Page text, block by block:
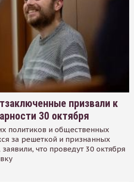
призвали к
30 октября
политиков и общественных
за решеткой и признанных
что проведут 30 октября